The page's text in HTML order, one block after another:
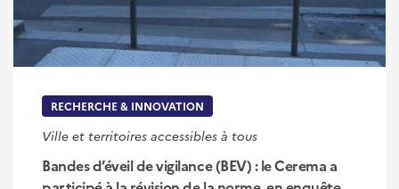
RECHERCHE & INNOVATION
Ville et territoires accessibles à tous
Bandes d’éveil de vigilance (BEV) : le Cerema a